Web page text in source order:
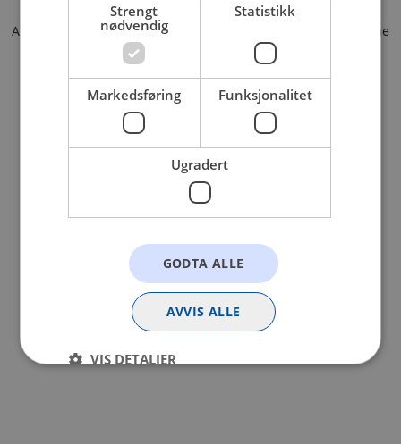
Application error: a client-side exception has occurred (see the
browser console for more information).
Strengt
nødvendig
Statistikk
Markedsføring Funksjonalitet
Ugradert
GODTA ALLE
AVVIS ALLE
VIS DETALJER